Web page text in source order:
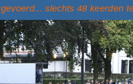
slechts 48 keerden